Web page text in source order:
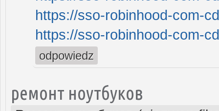
https://sso-robinhood-com-
https://sso-robinhood-com-
odpowiedz
ремонт ноутбуков